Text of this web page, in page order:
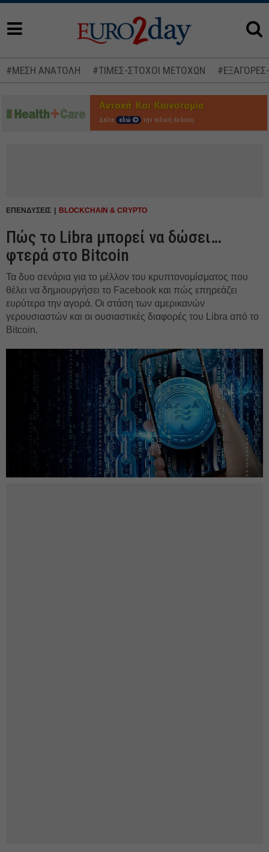
#ΜΕΣΗ ΑΝΑΤΟΛΗ #ΤΙΜΕΣ-ΣΤΟΧΟΙ ΜΕΤΟΧΩΝ
Δείτε εδώ την ειδική έκδοση
ΕΠΕΝΔΥΣΕΙΣ BLOCKCHAIN & CRYPTO
Πώς το Libra μπορεί να δώσει…
φτερά στο Bitcoin
Τα δυο σενάρια για το μέλλον του κρυπτονομίσματος που
θέλει να δημιουργήσει το Facebook και πώς επηρεάζει
ευρύτερα την αγορά. Οι στάση των αμερικανών
γερουσιαστών και οι ουσιαστικές διαφορές του Libra από το
Bitcoin.